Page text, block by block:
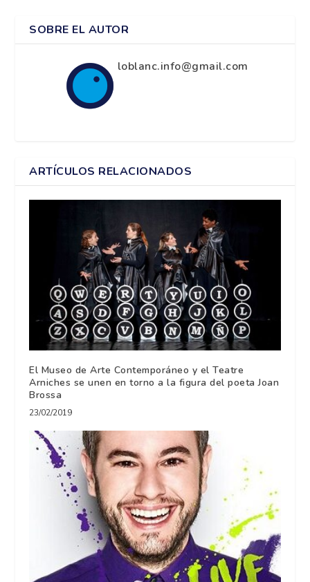
SOBRE EL AUTOR
loblanc.info@gmail.com
ARTÍCULOS RELACIONADOS
El Museo de Arte Contemporáneo y el Teatre
Arniches se unen en torno a la figura del poeta Joan
Brossa
23/02/2019